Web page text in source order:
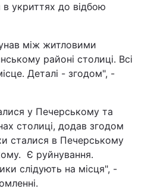
укриттях до відбою
між житловими
районі столиці. Всі
Деталі - згодом", -
у Печерському та
столиці, додав згодом
сталися в Печерському
Є руйнування.
слідують на місця", -